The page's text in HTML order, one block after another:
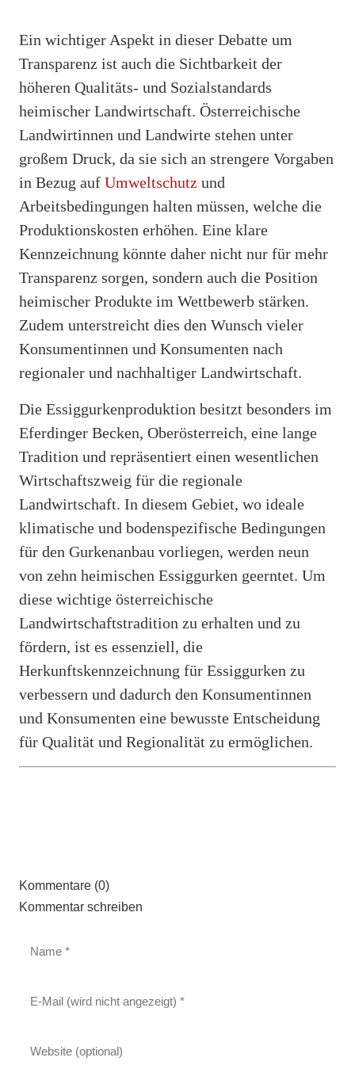
Ein wichtiger Aspekt in dieser Debatte um
Transparenz ist auch die Sichtbarkeit der
höheren Qualitäts- und Sozialstandards
heimischer Landwirtschaft. Österreichische
Landwirtinnen und Landwirte stehen unter
großem Druck, da sie sich an strengere Vorgaben
in Bezug auf Umweltschutz und
Arbeitsbedingungen halten müssen, welche die
Produktionskosten erhöhen. Eine klare
Kennzeichnung könnte daher nicht nur für mehr
Transparenz sorgen, sondern auch die Position
heimischer Produkte im Wettbewerb stärken.
Zudem unterstreicht dies den Wunsch vieler
Konsumentinnen und Konsumenten nach
regionaler und nachhaltiger Landwirtschaft.
Die Essiggurkenproduktion besitzt besonders im
Eferdinger Becken, Oberösterreich, eine lange
Tradition und repräsentiert einen wesentlichen
Wirtschaftszweig für die regionale
Landwirtschaft. In diesem Gebiet, wo ideale
klimatische und bodenspezifische Bedingungen
für den Gurkenanbau vorliegen, werden neun
von zehn heimischen Essiggurken geerntet. Um
diese wichtige österreichische
Landwirtschaftstradition zu erhalten und zu
fördern, ist es essenziell, die
Herkunftskennzeichnung für Essiggurken zu
verbessern und dadurch den Konsumentinnen
und Konsumenten eine bewusste Entscheidung
für Qualität und Regionalität zu ermöglichen.
Kommentare (0)
Kommentar schreiben